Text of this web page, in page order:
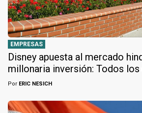
EMPRESAS
Disney apuesta al mercado
millonaria inversión: Todos
Por ERIC NESICH